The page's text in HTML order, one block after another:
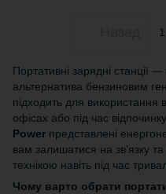
1
Портативні зарядні станції
альтернатива бензиновим
підходить для використання
офісах або під час
Power представлені
вам залишатися на зв’язку
технікою навіть під час
Чому варто обрати